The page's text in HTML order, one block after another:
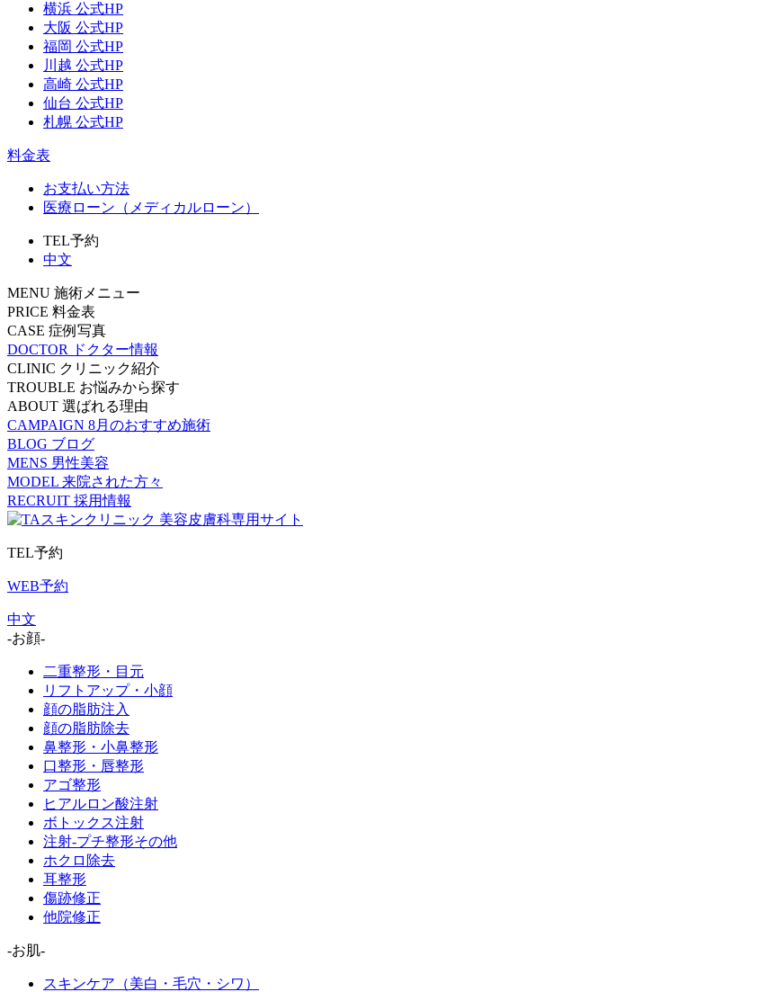
横浜 公式HP
大阪 公式HP
福岡 公式HP
川越 公式HP
高崎 公式HP
仙台 公式HP
札幌 公式HP
料金表
お支払い方法
医療ローン（メディカルローン）
TEL予約
中文
MENU 施術メニュー
PRICE 料金表
CASE 症例写真
DOCTOR
ドクター情報
CLINIC クリニック紹介
TROUBLE お悩みから探す
ABOUT 選ばれる理由
CAMPAIGN 8月のおすすめ施術
BLOG ブログ
MENS 男性美容
MODEL 来院された方々
RECRUIT 採用情報
TEL予約
WEB予約
中文
-お顔-
二重整形・目元
リフトアップ・小顔
顔の脂肪注入
顔の脂肪除去
鼻整形・小鼻整形
口整形・唇整形
アゴ整形
ヒアルロン酸注射
ボトックス注射
注射-プチ整形その他
ホクロ除去
耳整形
傷跡修正
他院修正
-お肌-
スキンケア（美白・毛穴・シワ）